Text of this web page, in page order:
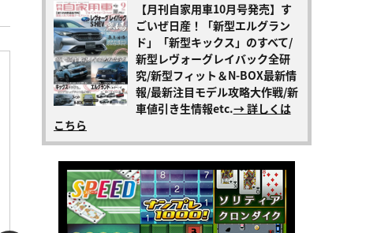
【月刊自家用車10月号発売】す
ごいぜ日産！「新型エルグラン
ド」「新型キックス」のすべて/
新型レヴォーグレイバック全研
究/新型フィット＆N-BOX最新情
報/最新注目モデル攻略大作戦/新
車値引き生情報etc.→ 詳しくは
こちら